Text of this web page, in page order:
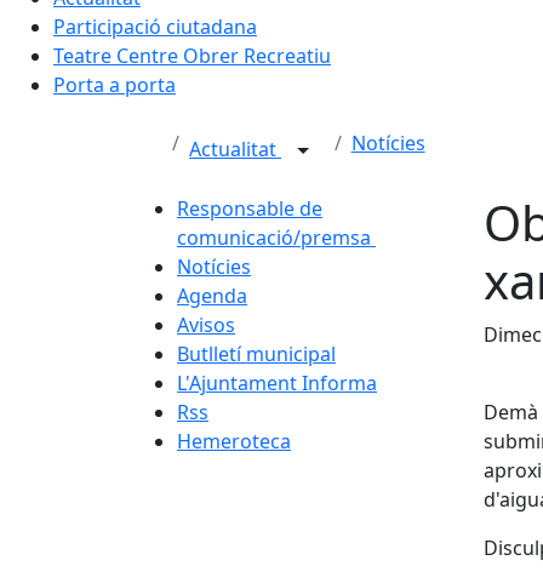
Participació ciutadana
Teatre Centre Obrer Recreatiu
Porta a porta
Actualitat Notícies
Responsable de
comunicació/premsa
Notícies
Agenda
Avisos
Butlletí municipal
L'Ajuntament Informa
Rss
Hemeroteca